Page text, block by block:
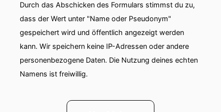
Durch das Abschicken des Formulars stimmst du zu,
dass der Wert unter "Name oder Pseudonym"
gespeichert wird und öffentlich angezeigt werden
kann. Wir speichern keine IP-Adressen oder andere
personenbezogene Daten. Die Nutzung deines echten
Namens ist freiwillig.